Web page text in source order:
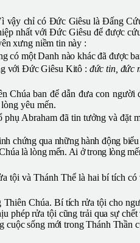
chỉ có Đức Giêsu là Đấng
nhất với Đức Giêsu để được
xưng niềm tin này :
một Danh nào khác đã được
với Đức Giêsu Kitô : đức tin, đức
Chúa ban để dẫn đưa con
yêu mến.
Abraham đã tin tưởng và đặt
chứng qua những hành động
là lòng mến. Ai ở trong lòng
tội và Thánh Thể là hai bí tích
Chúa. Bí tích rửa tội cho
phép rửa tội cũng trải qua sự
cuộc sống mới trong Thánh